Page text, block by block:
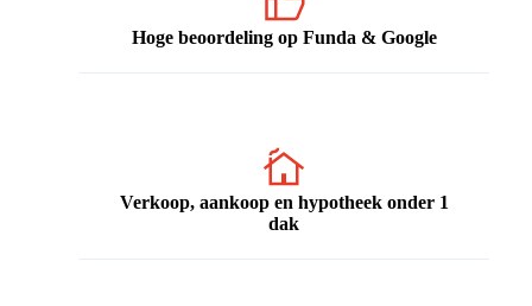
Hoge beoordeling op Funda & Google
Verkoop, aankoop en hypotheek onder 1
dak